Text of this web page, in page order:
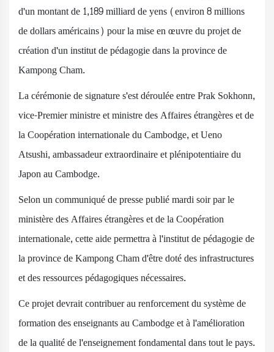
d'un montant de 1,189 milliard de yens (environ 8 millions
de dollars américains) pour la mise en œuvre du projet de
création d'un institut de pédagogie dans la province de
Kampong Cham.
La cérémonie de signature s'est déroulée entre Prak Sokhonn,
vice-Premier ministre et ministre des Affaires étrangères et de
la Coopération internationale du Cambodge, et Ueno
Atsushi, ambassadeur extraordinaire et plénipotentiaire du
Japon au Cambodge.
Selon un communiqué de presse publié mardi soir par le
ministère des Affaires étrangères et de la Coopération
internationale, cette aide permettra à l'institut de pédagogie de
la province de Kampong Cham d'être doté des infrastructures
et des ressources pédagogiques nécessaires.
Ce projet devrait contribuer au renforcement du système de
formation des enseignants au Cambodge et à l'amélioration
de la qualité de l'enseignement fondamental dans tout le pays.